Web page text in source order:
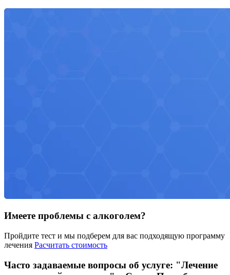
Имеете проблемы с алкоголем?
Пройдите тест и мы подберем для вас подходящую программу
лечения Расчитать стоимость
Часто задаваемые вопросы об услуге: "Лечение